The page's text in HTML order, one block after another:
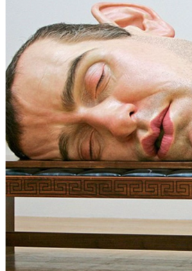
Flipboard
Reddit
Pinterest
Whatsapp
Whatsapp
Email